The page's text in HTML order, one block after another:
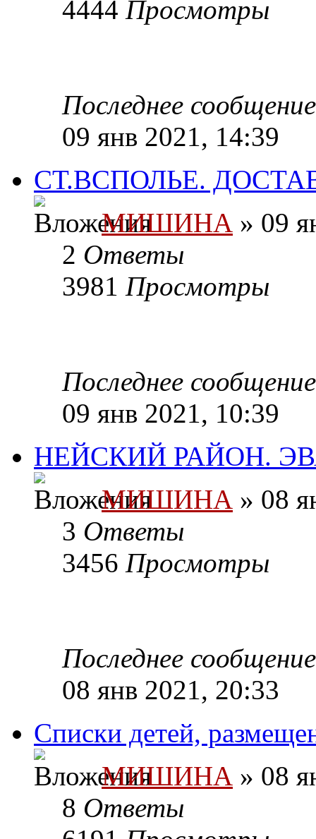
4444 Просмотры
Последнее
09 янв 2021, 14:39
СТ.ВСПОЛЬЕ.
МИШИНА » 09
2 Ответы
3981 Просмотры
Последнее
09 янв 2021, 10:39
НЕЙСКИЙ РАЙОН.
МИШИНА » 08
3 Ответы
3456 Просмотры
Последнее
08 янв 2021, 20:33
Списки детей,
МИШИНА » 08
8 Ответы